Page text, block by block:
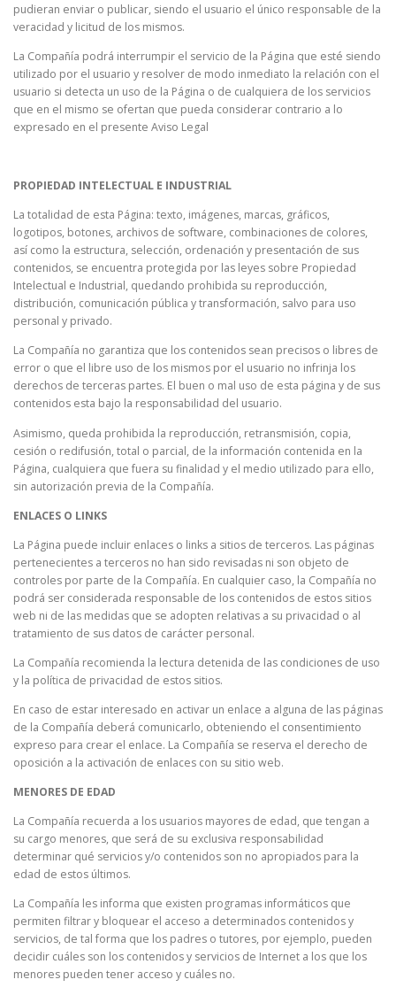
pudieran enviar o publicar, siendo el usuario el único responsable de la
veracidad y licitud de los mismos.
La Compañía podrá interrumpir el servicio de la Página que esté siendo
utilizado por el usuario y resolver de modo inmediato la relación con el
usuario si detecta un uso de la Página o de cualquiera de los servicios
que en el mismo se ofertan que pueda considerar contrario a lo
expresado en el presente Aviso Legal
PROPIEDAD INTELECTUAL E INDUSTRIAL
La totalidad de esta Página: texto, imágenes, marcas, gráficos,
logotipos, botones, archivos de software, combinaciones de colores,
así como la estructura, selección, ordenación y presentación de sus
contenidos, se encuentra protegida por las leyes sobre Propiedad
Intelectual e Industrial, quedando prohibida su reproducción,
distribución, comunicación pública y transformación, salvo para uso
personal y privado.
La Compañía no garantiza que los contenidos sean precisos o libres de
error o que el libre uso de los mismos por el usuario no infrinja los
derechos de terceras partes. El buen o mal uso de esta página y de sus
contenidos esta bajo la responsabilidad del usuario.
Asimismo, queda prohibida la reproducción, retransmisión, copia,
cesión o redifusión, total o parcial, de la información contenida en la
Página, cualquiera que fuera su finalidad y el medio utilizado para ello,
sin autorización previa de la Compañía.
ENLACES O LINKS
La Página puede incluir enlaces o links a sitios de terceros. Las páginas
pertenecientes a terceros no han sido revisadas ni son objeto de
controles por parte de la Compañía. En cualquier caso, la Compañía no
podrá ser considerada responsable de los contenidos de estos sitios
web ni de las medidas que se adopten relativas a su privacidad o al
tratamiento de sus datos de carácter personal.
La Compañía recomienda la lectura detenida de las condiciones de uso
y la política de privacidad de estos sitios.
En caso de estar interesado en activar un enlace a alguna de las páginas
de la Compañía deberá comunicarlo, obteniendo el consentimiento
expreso para crear el enlace. La Compañía se reserva el derecho de
oposición a la activación de enlaces con su sitio web.
MENORES DE EDAD
La Compañía recuerda a los usuarios mayores de edad, que tengan a
su cargo menores, que será de su exclusiva responsabilidad
determinar qué servicios y/o contenidos son no apropiados para la
edad de estos últimos.
La Compañía les informa que existen programas informáticos que
permiten filtrar y bloquear el acceso a determinados contenidos y
servicios, de tal forma que los padres o tutores, por ejemplo, pueden
decidir cuáles son los contenidos y servicios de Internet a los que los
menores pueden tener acceso y cuáles no.